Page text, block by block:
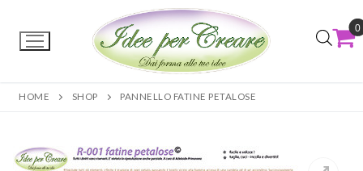
0
HOME SHOP PANNELLO FATINE PETALOSE